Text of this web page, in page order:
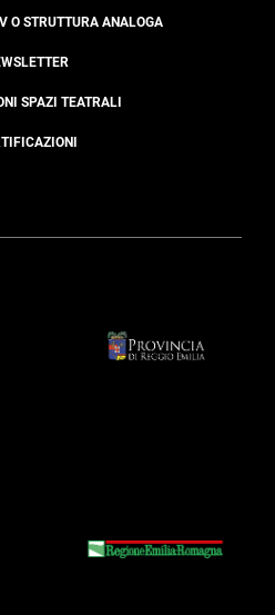
O STRUTTURA ANALOGA
SPAZI TEATRALI